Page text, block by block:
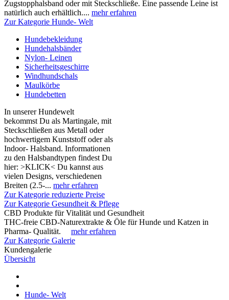
Zugstopphalsband oder mit Steckschließe. Eine passende Leine ist
natürlich auch erhältlich.... mehr erfahren
Zur Kategorie Hunde- Welt
Hundebekleidung
Hundehalsbänder
Nylon- Leinen
Sicherheitsgeschirre
Windhundschals
Maulkörbe
Hundebetten
In unserer Hundewelt
bekommst Du als Martingale, mit
Steckschließen aus Metall oder
hochwertigem Kunststoff oder als
Indoor- Halsband. Informationen
zu den Halsbandtypen findest Du
hier: >KLICK< Du kannst aus
vielen Designs, verschiedenen
Breiten (2.5-... mehr erfahren
Zur Kategorie reduzierte Preise
Zur Kategorie Gesundheit & Pflege
CBD Produkte für Vitalität und Gesundheit
THC-freie CBD-Naturextrakte & Öle für Hunde und Katzen in
Pharma- Qualität. mehr erfahren
Zur Kategorie Galerie
Kundengalerie
Übersicht
Hunde- Welt